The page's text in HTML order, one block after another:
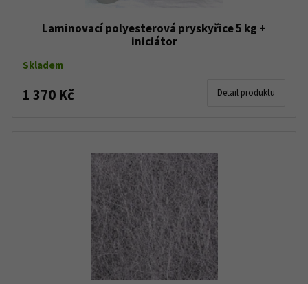
Laminovací polyesterová pryskyřice 5 kg +
iniciátor
Skladem
1 370 Kč Detail produktu